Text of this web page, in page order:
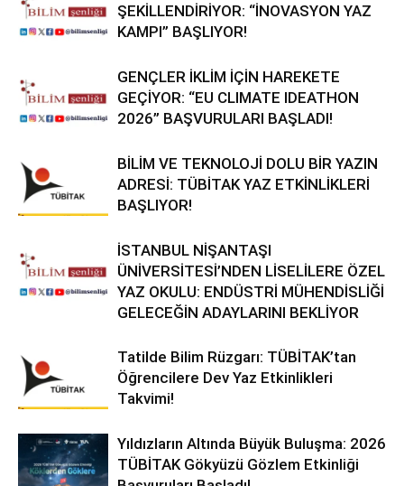
ŞEKİLLENDİRİYOR: “İNOVASYON YAZ
KAMPI” BAŞLIYOR!
GENÇLER İKLİM İÇİN HAREKETE
GEÇİYOR: “EU CLIMATE IDEATHON
2026” BAŞVURULARI BAŞLADI!
BİLİM VE TEKNOLOJİ DOLU BİR YAZIN
ADRESİ: TÜBİTAK YAZ ETKİNLİKLERİ
BAŞLIYOR!
İSTANBUL NİŞANTAŞI
ÜNİVERSİTESİ’NDEN LİSELİLERE ÖZEL
YAZ OKULU: ENDÜSTRİ MÜHENDİSLİĞİ
GELECEĞİN ADAYLARINI BEKLİYOR
Tatilde Bilim Rüzgarı: TÜBİTAK’tan
Öğrencilere Dev Yaz Etkinlikleri
Takvimi!
Yıldızların Altında Büyük Buluşma: 2026
TÜBİTAK Gökyüzü Gözlem Etkinliği